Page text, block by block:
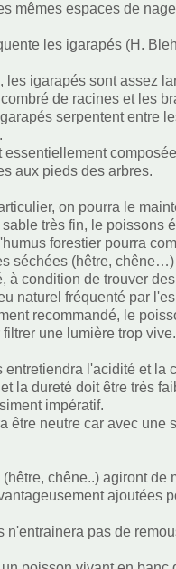
mêmes espaces de
les igarapés (H.
les igarapés sont assez
de racines et les
serpentent entre
essentiellement
aux pieds des arbres.
on pourra le
très fin, le
forestier pourra
séchées (hêtre,
à condition de trouver
naturel fréquenté par
recommandé, le
une lumière trop vive.
entretiendra l'acidité et la
la dureté doit être très
impératif.
être neutre car avec
chêne..) agiront
ajoutées
n'entrainera pas de